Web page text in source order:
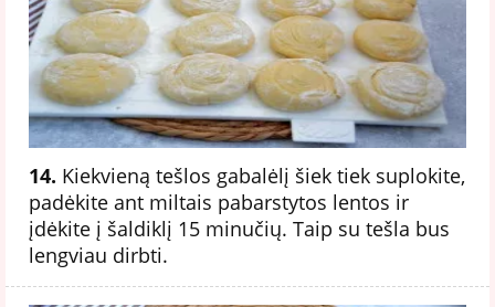
14. Kiekvieną tešlos gabalėlį šiek tiek suplokite,
padėkite ant miltais pabarstytos lentos ir
įdėkite į šaldiklį 15 minučių. Taip su tešla bus
lengviau dirbti.